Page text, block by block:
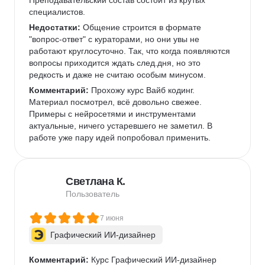
специалистов.
Недостатки: Общение строится в формате
"вопрос-ответ" с кураторами, но они увы не
работают круглосуточно. Так, что когда появляются
вопросы приходится ждать след.дня, но это
редкость и даже не считаю особым минусом.
Комментарий: Прохожу курс Вайб кодинг.
Материал посмотрел, всё довольно свежее.
Примеры с нейросетями и инструментами
актуальные, ничего устаревшего не заметил. В
работе уже пару идей попробовал применить.
Светлана К.
Пользователь
7 июня
Графический ИИ-дизайнер
Комментарий: Курс Графический ИИ-дизайнер